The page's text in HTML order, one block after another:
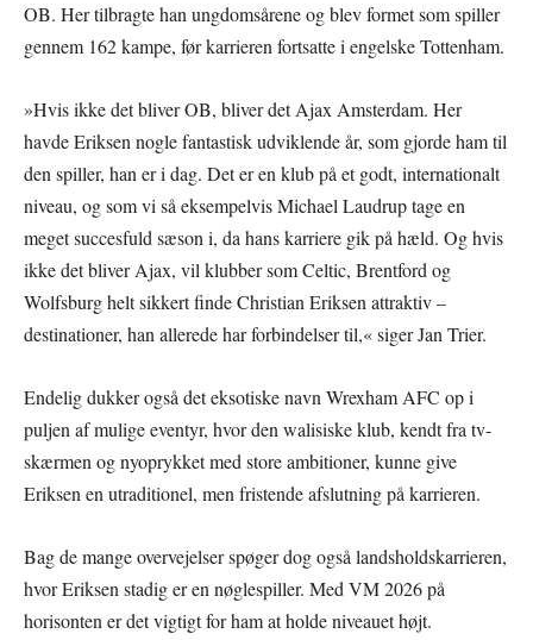
OB. Her tilbragte han ungdomsårene og blev formet som spiller
gennem 162 kampe, før karrieren fortsatte i engelske Tottenham.
»Hvis ikke det bliver OB, bliver det Ajax Amsterdam. Her
havde Eriksen nogle fantastisk udviklende år, som gjorde ham til
den spiller, han er i dag. Det er en klub på et godt, internationalt
niveau, og som vi så eksempelvis Michael Laudrup tage en
meget succesfuld sæson i, da hans karriere gik på hæld. Og hvis
ikke det bliver Ajax, vil klubber som Celtic, Brentford og
Wolfsburg helt sikkert finde Christian Eriksen attraktiv –
destinationer, han allerede har forbindelser til,« siger Jan Trier.
Endelig dukker også det eksotiske navn Wrexham AFC op i
puljen af mulige eventyr, hvor den walisiske klub, kendt fra tv-
skærmen og nyoprykket med store ambitioner, kunne give
Eriksen en utraditionel, men fristende afslutning på karrieren.
Bag de mange overvejelser spøger dog også landsholdskarrieren,
hvor Eriksen stadig er en nøglespiller. Med VM 2026 på
horisonten er det vigtigt for ham at holde niveauet højt.